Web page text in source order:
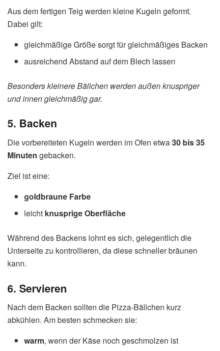
Aus dem fertigen Teig werden kleine Kugeln geformt.
Dabei gilt:
gleichmäßige Größe sorgt für gleichmäßiges Backen
ausreichend Abstand auf dem Blech lassen
Besonders kleinere Bällchen werden außen knuspriger
und innen gleichmäßig gar.
5. Backen
Die vorbereiteten Kugeln werden im Ofen etwa30 bis 35
Minuten gebacken.
Ziel ist eine:
goldbraune Farbe
leicht knusprige Oberfläche
Während des Backens lohnt es sich, gelegentlich die
Unterseite zu kontrollieren, da diese schneller bräunen
kann.
6. Servieren
Nach dem Backen sollten die Pizza-Bällchen kurz
abkühlen. Am besten schmecken sie:
warm, wenn der Käse noch geschmolzen ist